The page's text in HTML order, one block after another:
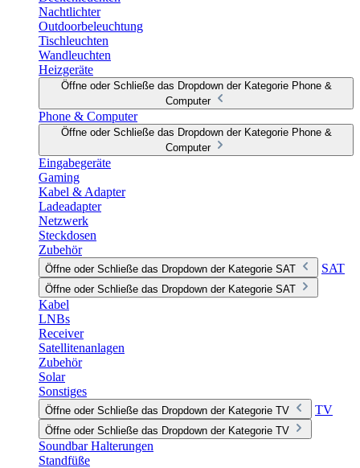
Nachtlichter
Outdoorbeleuchtung
Tischleuchten
Wandleuchten
Heizgeräte
Öffne oder Schließe das Dropdown der Kategorie Phone &
Computer
Phone & Computer
Öffne oder Schließe das Dropdown der Kategorie Phone &
Computer
Eingabegeräte
Gaming
Kabel & Adapter
Ladeadapter
Netzwerk
Steckdosen
Zubehör
Öffne oder Schließe das Dropdown der Kategorie SAT SAT
Öffne oder Schließe das Dropdown der Kategorie SAT
Kabel
LNBs
Receiver
Satellitenanlagen
Zubehör
Solar
Sonstiges
Öffne oder Schließe das Dropdown der Kategorie TV TV
Öffne oder Schließe das Dropdown der Kategorie TV
Soundbar Halterungen
Standfüße